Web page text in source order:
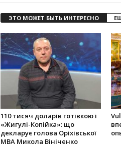
ЭТО МОЖЕТ БЫТЬ ИНТЕРЕСНО
110 тисяч доларів готівкою і
«Жигулі-Копійка»: що
декларує голова Оріхівської
МВА Микола Вініченко